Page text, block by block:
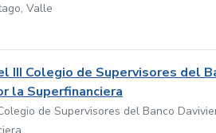
Valle
III Colegio de Supervisores del
la Superfinanciera
de Supervisores del Banco